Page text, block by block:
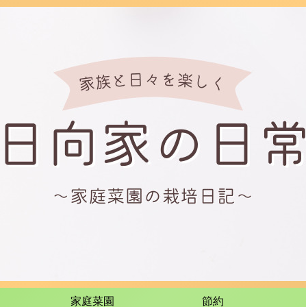
家庭菜園 節約